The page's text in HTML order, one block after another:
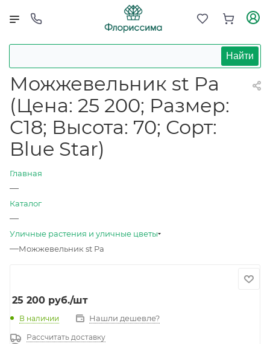
Найти
Можжевельник st Pa
(Цена: 25 200; Размер:
C18; Высота: 70; Сорт:
Blue Star)
Главная
—
Каталог
—
Уличные растения и уличные цветы
—Можжевельник st Pa
25 200 руб./шт
В наличии Нашли дешевле?
Рассчитать доставку